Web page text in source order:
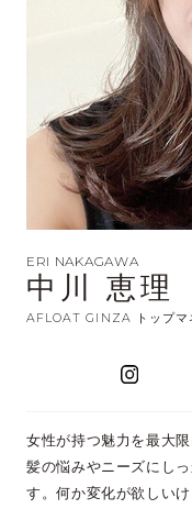
ERI NAKAGAWA
中川 恵理
AFLOAT GINZA トップマ
女性が持つ魅力を最大
髪の悩みやニーズにし
す。何か変化が欲しい